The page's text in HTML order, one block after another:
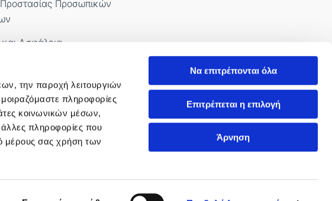
την παροχή λειτουργιών
πληροφορίες
κοινωνικών μέσων,
πληροφορίες που
μέρους σας χρήση των
Να επιτρέπονται όλα
Επιτρέπεται η επιλογή
Άρνηση
Προστασίας Προσωπικών
και Ασφάλεια
Διαγωνισμού
Βίας & Παρενόχλησης